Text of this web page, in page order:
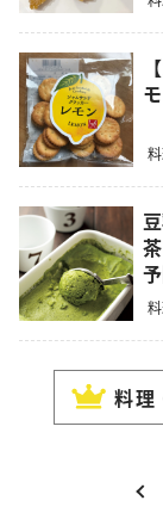
料理